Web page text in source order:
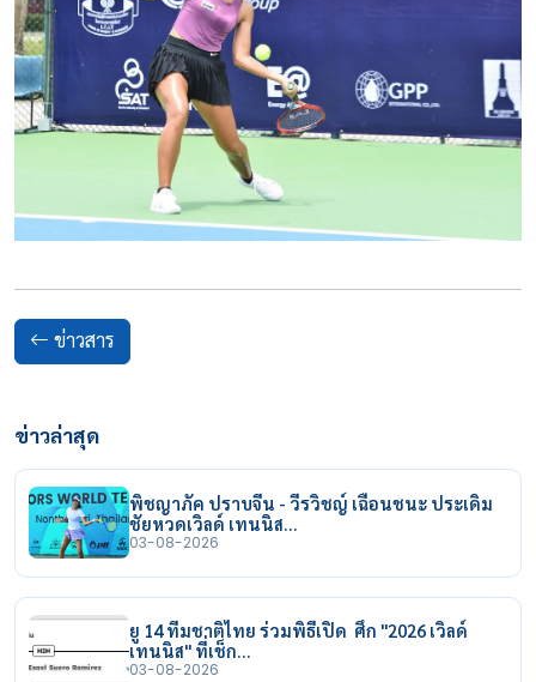
ข่าวสาร
ข่าวล่าสุด
พิชญาภัค ปราบจีน - วีรวิชญ์ เฉือนชนะ ประเดิม
ชัยหวดเวิลด์ เทนนิส…
03-08-2026
ยู 14 ทีมชาติไทย ร่วมพิธีเปิด ศึก "2026 เวิลด์
เทนนิส" ที่เช็ก…
03-08-2026